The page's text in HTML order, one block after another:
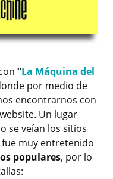
“La Máquina del
por medio de
encontrarnos con
Un lugar
se veían los sitios
fue muy entretenido
populares, por lo